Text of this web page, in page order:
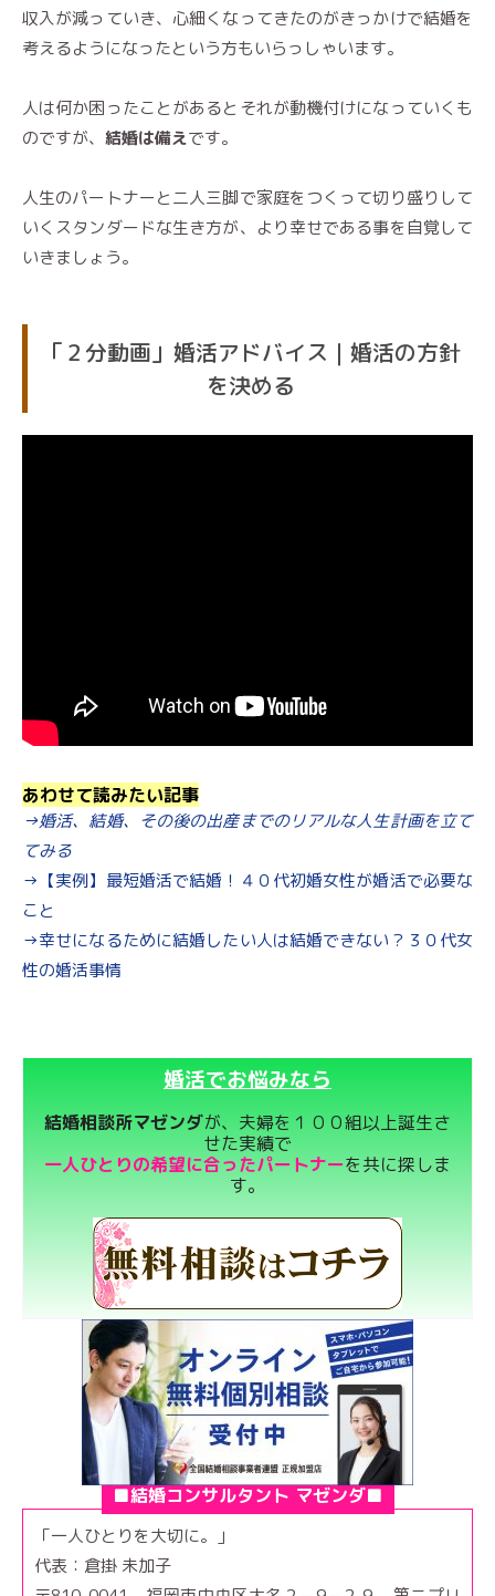
収入が減っていき、心細くなってきたのがきっかけで結婚を
考えるようになったという方もいらっしゃいます。
人は何か困ったことがあるとそれが動機付けになっていくも
のですが、 結婚は備えです。
人生のパートナーと二人三脚で家庭をつくって切り盛りして
いくスタンダードな生き方が、より幸せである事を自覚して
いきましょう。
「２分動画」婚活アドバイス｜婚活の方針
を決める
あわせて読みたい記事
→婚活、結婚、その後の出産までのリアルな人生計画を立て
てみる
→【実例】最短婚活で結婚！４０代初婚女性が婚活で必要な
こと
→幸せになるために結婚したい人は結婚できない？３０代女
性の婚活事情
婚活でお悩みなら
結婚相談所マゼンダが、夫婦を１００組以上誕生さ
せた実績で
一人ひとりの希望に合ったパートナーを共に探しま
す。
■結婚コンサルタント マゼンダ■
「一人ひとりを大切に。」
代表：倉掛 未加子